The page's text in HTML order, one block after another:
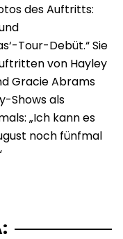
des Auftritts:
Tour-Debüt.“ Sie
von Hayley
Gracie Abrams
Shows als
„Ich kann es
noch fünfmal